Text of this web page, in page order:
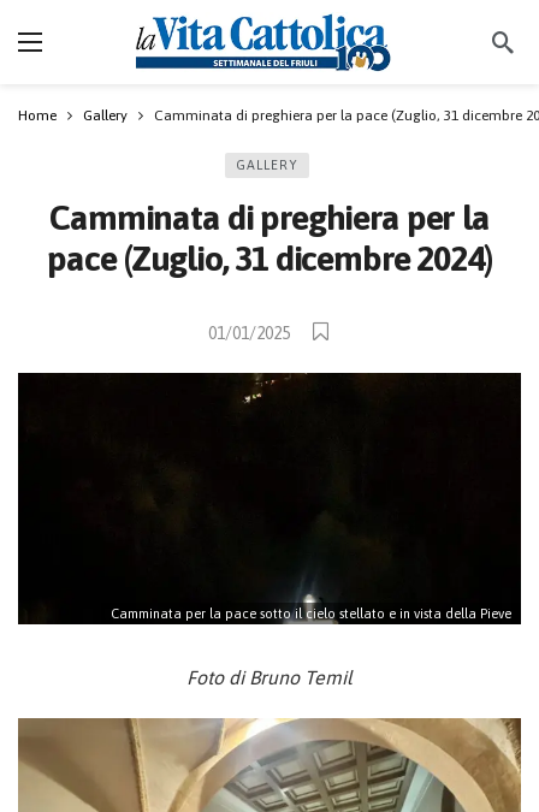
Home Gallery Camminata di preghiera per la pace (Zuglio, 31 dicembre
GALLERY
Camminata di preghiera per la
pace (Zuglio, 31 dicembre 2024)
01/01/2025
Camminata per la pace sotto il cielo stellato e in vista della Pieve
Foto di Bruno Temil